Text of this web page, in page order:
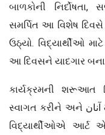
બાળકોની
સમર્પિત આ વિશેષ
ઉઠ્યો. વિદ્યાર્થીઓ
આ દિવસને યાદગાર
કાર્યક્રમની શરૂઆત
સ્વાગત કરીને અને آنان માટે ખાસ રજૂઆતો કરીને કરવામાં આવી.
વિદ્યાર્થીઓએ આર્ટ